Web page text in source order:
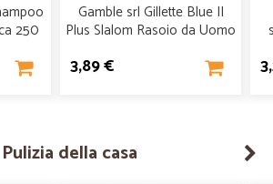
250
Gamble srl Gillette Blue II
Plus Slalom Rasoio da Uomo
3,89 €
Pulizia della casa